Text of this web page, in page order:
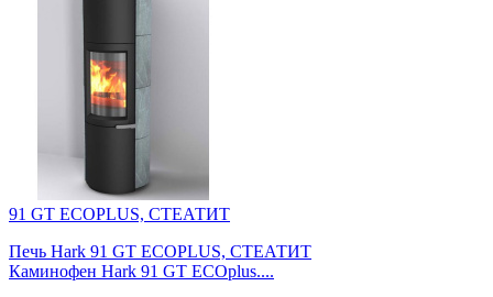
91 GT ECOPLUS, СТЕАТИТ
Печь Hark 91 GT ECOPLUS, СТЕАТИТ
Каминофен Hark 91 GT ECOplus....